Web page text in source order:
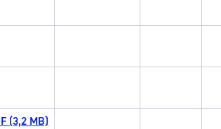
(3,2 MB)